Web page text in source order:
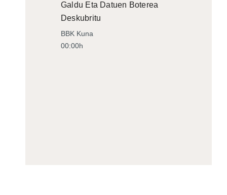
Galdu Eta Datuen Boterea
Deskubritu
BBK Kuna
00:00h